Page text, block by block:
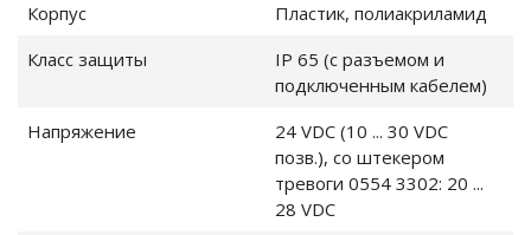
Корпус
Пластик, полиакриламид
Класс защиты
IP 65 (с разъемом и
подключенным кабелем)
Напряжение
24 VDC (10 ... 30 VDC
позв.), со штекером
тревоги 0554 3302: 20 ...
28 VDC